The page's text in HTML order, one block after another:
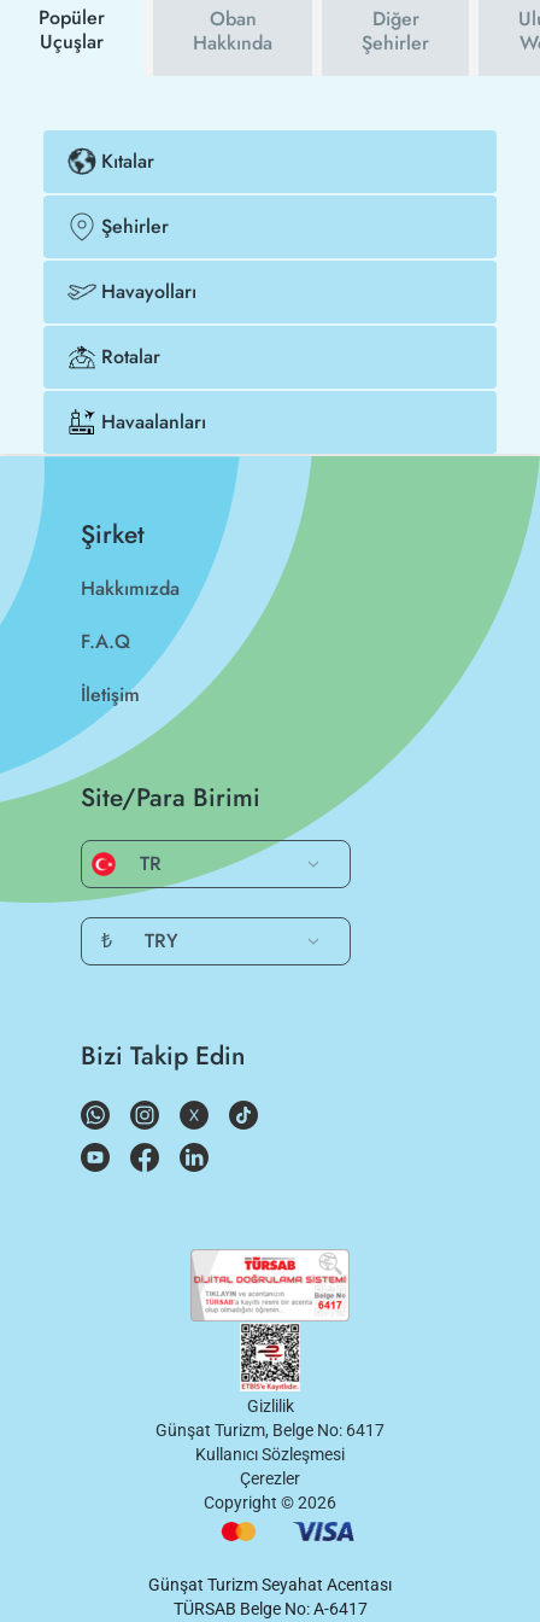
Popüler
Uçuşlar
Oban
Hakkında
Diğer
Şehirler
Kıtalar
Şehirler
Havayolları
Rotalar
Havaalanları
Şirket
Hakkımızda
F.A.Q
İletişim
Site/Para Birimi
TR
₺ TRY
Bizi Takip Edin
Gizlilik
Günşat Turizm, Belge No: 6417
Kullanıcı Sözleşmesi
Çerezler
Copyright ©2026
Günşat Turizm Seyahat Acentası
TÜRSAB Belge No: A-6417